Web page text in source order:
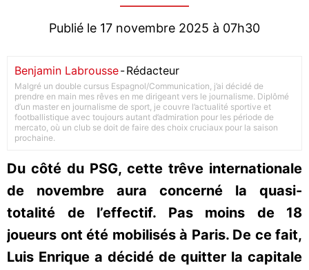
Publié le 17 novembre 2025 à 07h30
Benjamin Labrousse-Rédacteur
Malgré un double cursus Espagnol/Communication, j’ai décidé de
prendre en main mes rêves en me dirigeant vers le journalisme. Diplômé
d’un master en journalisme de sport, je couvre l’actualité sportive et
footballistique avec toujours autant d’admiration pour les période de
mercato, où un club se doit de faire des choix cruciaux pour la saison
prochaine.
Du côté du PSG, cette trêve internationale
de novembre aura concerné la quasi-
totalité de l’effectif. Pas moins de 18
joueurs ont été mobilisés à Paris. De ce fait,
Luis Enrique a décidé de quitter la capitale